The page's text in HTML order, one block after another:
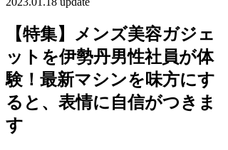
【特集】メンズ美容ガジェ
ットを伊勢丹男性社員が体
験！最新マシンを味方にす
ると、表情に自信がつきま
す